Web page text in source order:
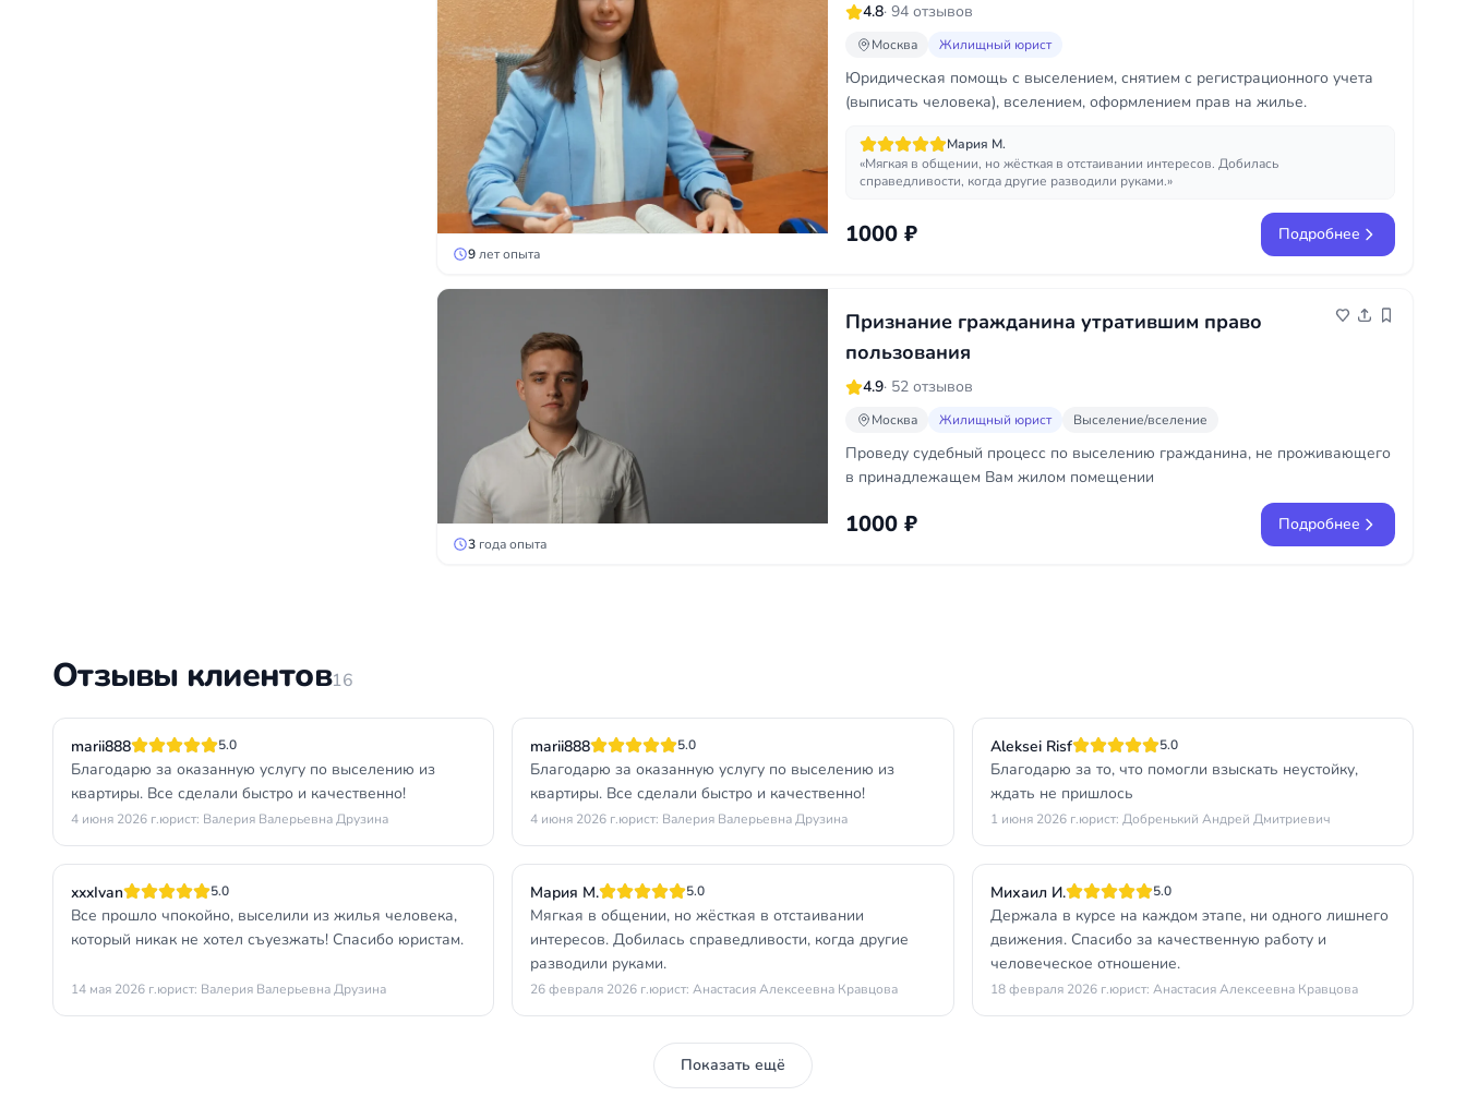
9лет опыта
4.8· 94 отзывов
Москва Жилищный юрист
Юридическая помощь с выселением, снятием с регистрационного учета
(выписать человека), вселением, оформлением прав на жилье.
Мария М.
«Мягкая в общении, но жёсткая в отстаивании интересов. Добилась
справедливости, когда другие разводили руками.»
1000 ₽ Подробнее
3 года опыта
Признание гражданина утратившим право
пользования
4.9· 52 отзывов
Москва Жилищный юрист Выселение/вселение
Проведу судебный процесс по выселению гражданина, не проживающего
в принадлежащем Вам жилом помещении
1000 ₽ Подробнее
Отзывы клиентов16
marii888 5.0
Благодарю за оказанную услугу по выселению из
квартиры. Все сделали быстро и качественно!
4 июня 2026 г.юрист: Валерия Валерьевна Друзина
marii888 5.0
Благодарю за оказанную услугу по выселению из
квартиры. Все сделали быстро и качественно!
4 июня 2026 г.юрист: Валерия Валерьевна Друзина
Aleksei Risf 5.0
Благодарю за то, что помогли взыскать неустойку,
ждать не пришлось
1 июня 2026 г.юрист: Добренький Андрей Дмитриевич
xxxIvan 5.0
Все прошло чпокойно, выселили из жилья человека,
который никак не хотел съуезжать! Спасибо юристам.
14 мая 2026 г.юрист: Валерия Валерьевна Друзина
Мария М. 5.0
Мягкая в общении, но жёсткая в отстаивании
интересов. Добилась справедливости, когда другие
разводили руками.
26 февраля 2026 г.юрист: Анастасия Алексеевна Кравцова
Михаил И. 5.0
Держала в курсе на каждом этапе, ни одного лишнего
движения. Спасибо за качественную работу и
человеческое отношение.
18 февраля 2026 г.юрист: Анастасия Алексеевна Кравцова
Показать ещё